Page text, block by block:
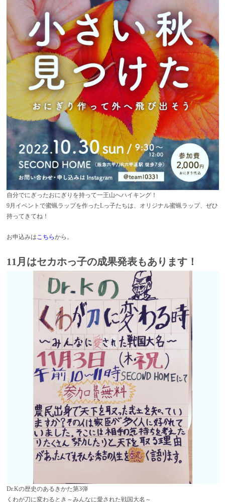
自分でにぎったおにぎりを持って一王山へハイキング！
9月イベントで蜜蝋ラップを作ったLっ子たちは、オリジナル蜜蝋ラップ、ぜひ
持ってきてね！
お申込みはこちらから。
11月はセカホっ子の成果発表もあります！
Dr.Kの歴史のあるきかた第3弾
くわが刀に変わるとき～みんなに愛された戦国大名～